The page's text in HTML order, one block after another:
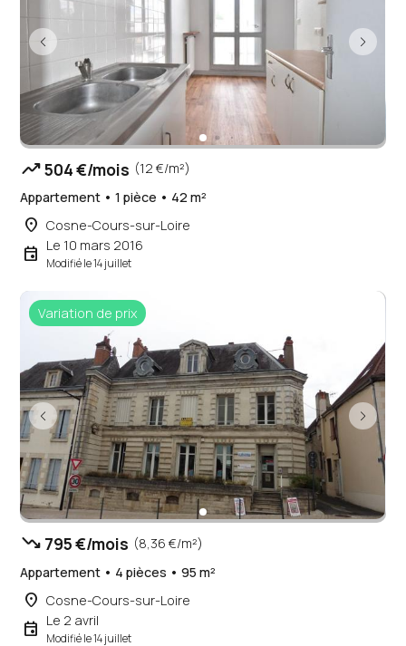
trending_up504 €/mois (12 €/m²)
Appartement • 1 pièce • 42 m²
place Cosne-Cours-sur-Loire
event Le 10 mars 2016
Modifié le 14 juillet
Variation de prix
trending_down 795 €/mois (8,36 €/m²)
Appartement • 4 pièces • 95 m²
place Cosne-Cours-sur-Loire
event Le 2 avril
Modifié le 14 juillet